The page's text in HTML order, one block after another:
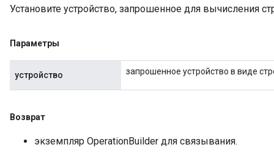
Установите устройство, запрошенное для вычисления
Параметры
устройство запрошенное устройство в виде
Возврат
экземпляр OperationBuilder для связывания.